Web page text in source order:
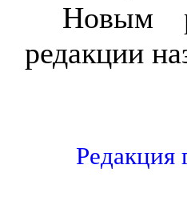
Новым
редакции
Редакция